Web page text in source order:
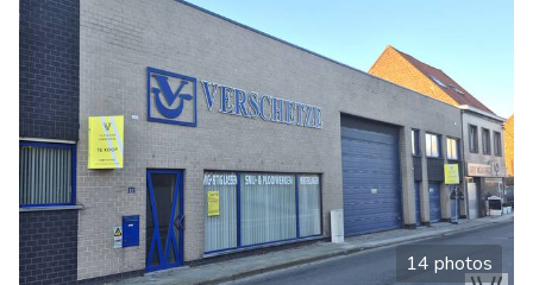
14 photos